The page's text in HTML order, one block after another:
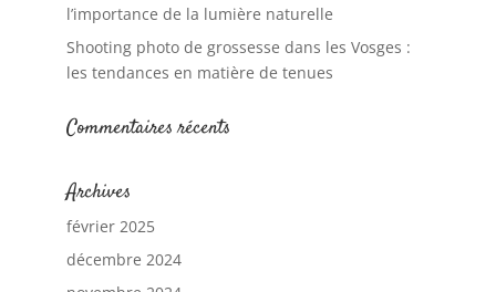
l’importance de la lumière naturelle
Shooting photo de grossesse dans les Vosges :
les tendances en matière de tenues
Commentaires récents
Archives
février 2025
décembre 2024